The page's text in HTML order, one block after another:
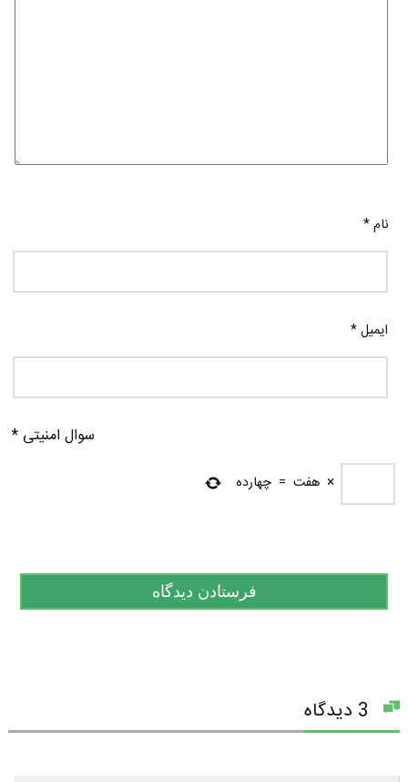
نام*
ایمیل*
سوال امنیتی *
× هفت = چهارده